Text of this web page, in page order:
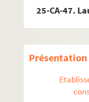
25-CA-47.
25-CA-
25-CA-
25-CA-
25-CA-